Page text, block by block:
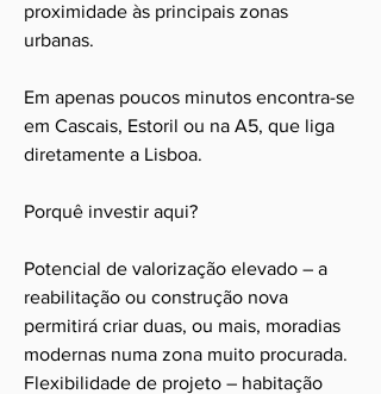
proximidade às principais zonas
urbanas.
Em apenas poucos minutos encontra-se
em Cascais, Estoril ou na A5, que liga
diretamente a Lisboa.
Porquê investir aqui?
Potencial de valorização elevado – a
reabilitação ou construção nova
permitirá criar duas, ou mais, moradias
modernas numa zona muito procurada.
Flexibilidade de projeto – habitação